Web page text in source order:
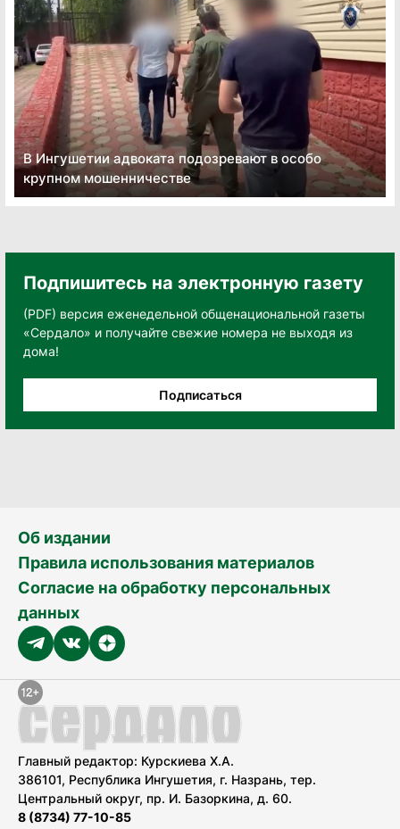
В Ингушетии адвоката подозревают в особо
крупном мошенничестве
Подпишитесь на электронную газету
(PDF) версия еженедельной общенациональной газеты
«Сердало» и получайте свежие номера не выходя из
дома!
Подписаться
Об издании
Правила использования материалов
Согласие на обработку персональных
данных
Главный редактор: Курскиева Х.А.
386101, Республика Ингушетия, г. Назрань, тер.
Центральный округ, пр. И. Базоркина, д. 60.
8 (8734) 77-10-85